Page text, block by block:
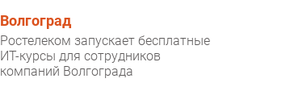
Волгоград
Ростелеком запускает бесплатные
ИТ-курсы для сотрудников
компаний Волгограда